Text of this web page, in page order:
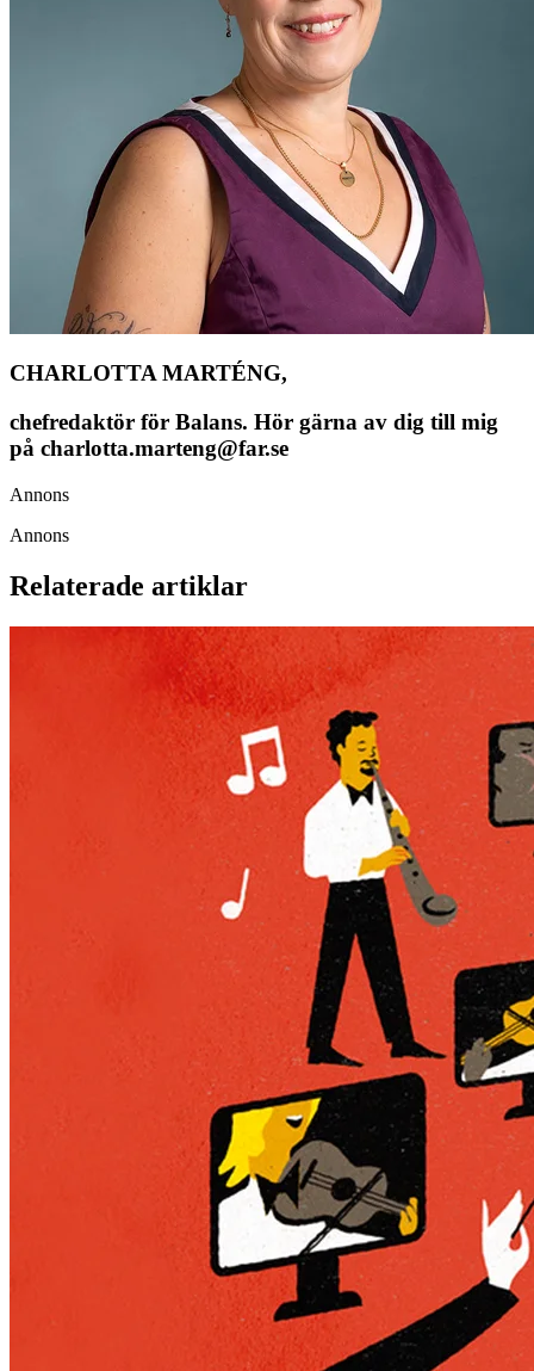
CHARLOTTA MARTÉNG,
chefredaktör för Balans. Hör gärna av dig till mig
på charlotta.marteng@far.se
Annons
Annons
Relaterade artiklar